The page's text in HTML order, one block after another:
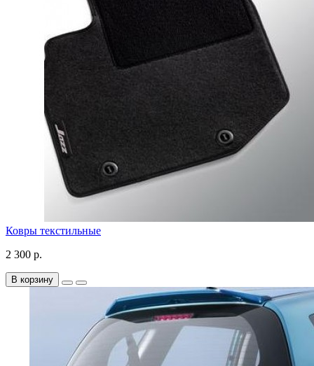
Ковры текстильные
2 300 р.
В корзину